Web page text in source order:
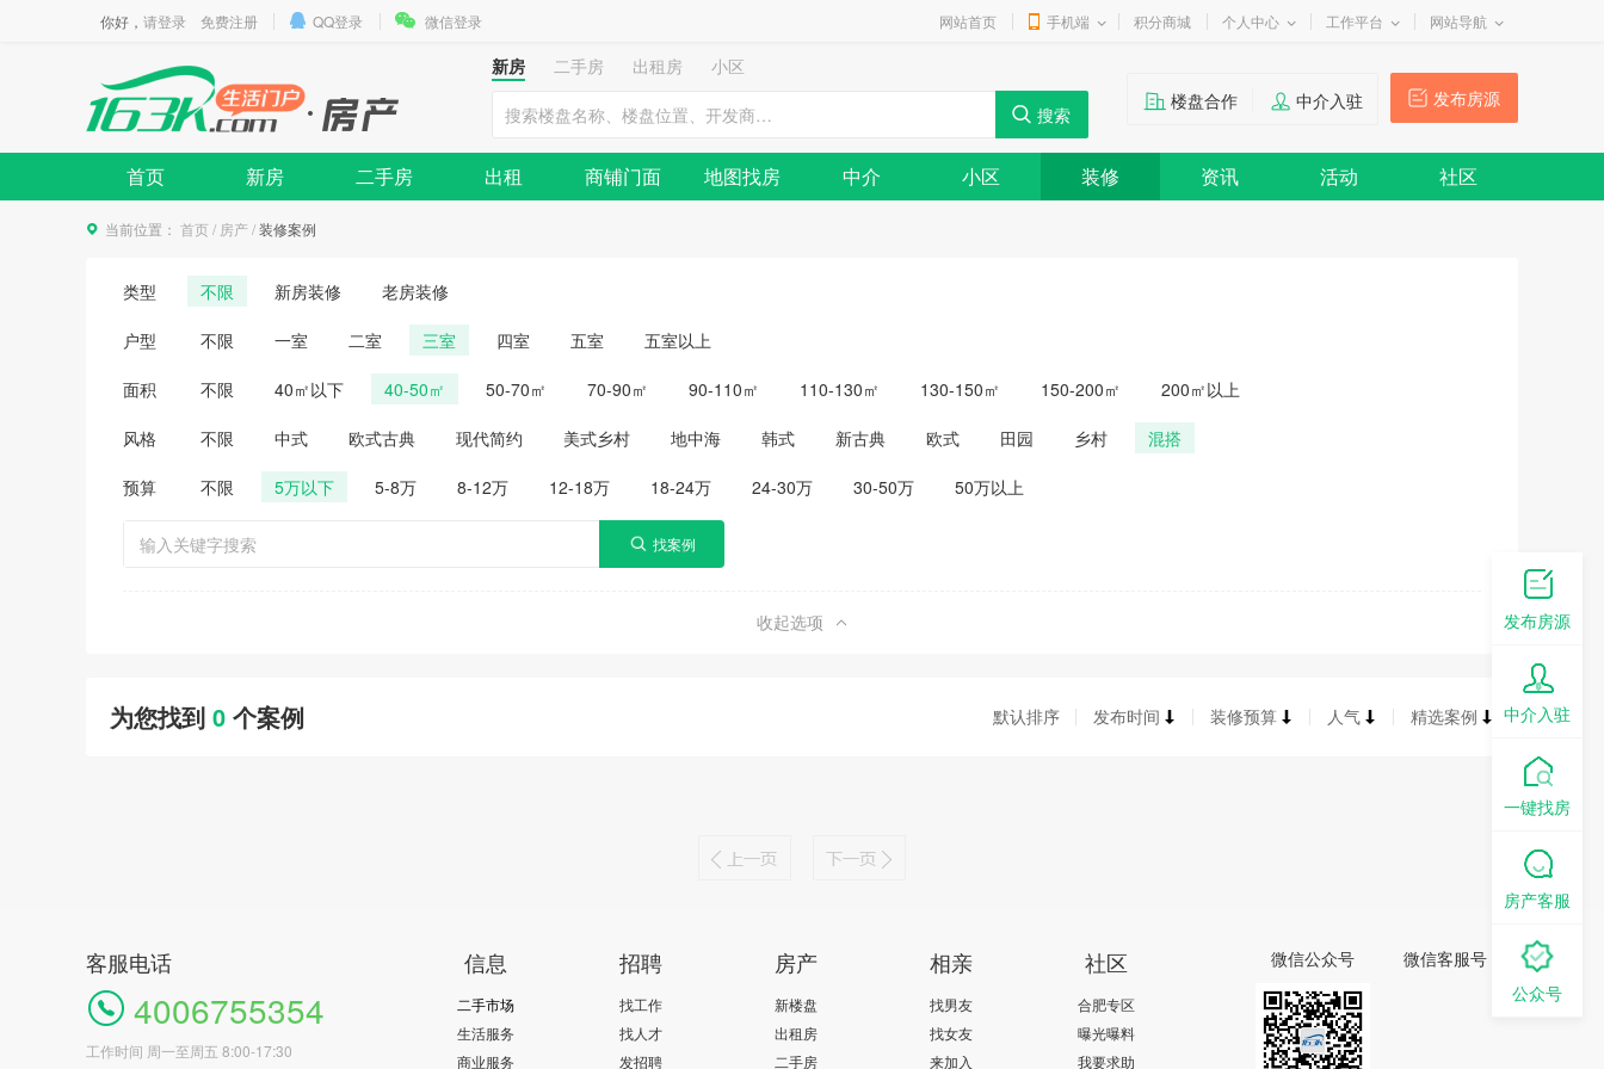
你好， 请登录 免费注册 QQ登录 微信登录 网站首页 手机端 积分商城 个人中心 工作平台 网站导航
新房 二手房 出租房
小区
发布房源
楼盘合作 中介入驻
首页 新房 二手房 出租 商铺门面 地图找房 中介 小区 装修 资讯 活动 社区
当前位置： 首页 / 房产/装修案例
类型 不限 新房装修 老房装修
户型 不限 一室 二室 三室 四室 五室 五室以上
面积 不限 40㎡以下 40-50㎡ 50-70㎡ 70-90㎡ 90-110㎡ 110-130㎡ 130-150㎡ 150-200㎡ 200㎡以上
风格 不限 中式 欧式古典 现代简约 美式乡村 地中海 韩式 新古典 欧式 田园 乡村 混搭
预算 不限 5万以下 5-8万 8-12万 12-18万 18-24万 24-30万 30-50万 50万以上
收起选项
默认排序 发布时间 装修预算 人气 精选案例
为您找到 0 个案例
客服电话
4006755354
工作时间 周一至周五 8:00-17:30
信息
二手市场
生活服务
商业服务
招聘
找工作
找人才
发招聘
房产
新楼盘
出租房
二手房
相亲
找男友
找女友
来加入
社区
合肥专区
曝光曝料
我要求助
微信公众号 微信客服号
发布房源
中介入驻
一键找房
房产客服
公众号